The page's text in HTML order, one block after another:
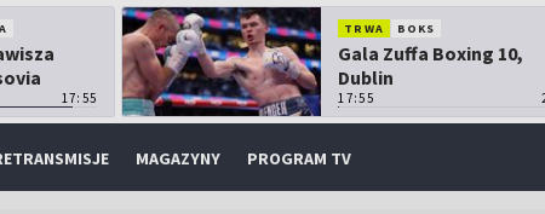
17:55
TRWA BOKS
Gala Zuffa Boxing 10,
Dublin
17:55
MAGAZYNY PROGRAM TV